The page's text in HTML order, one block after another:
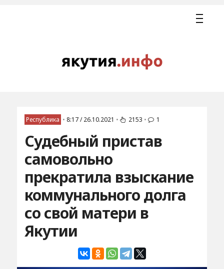
Республика • 8:17 / 26.10.2021 • 2153 • 1
Судебный пристав
самовольно
прекратила взыскание
коммунального долга
со свой матери в
Якутии